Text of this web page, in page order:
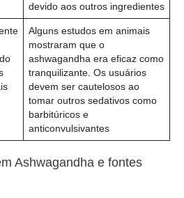
devido aos outros ingredientes
Alguns estudos em animais
mostraram que o
ashwagandha era eficaz como
tranquilizante. Os usuários
devem ser cautelosos ao
tomar outros sedativos como
barbitúricos e
anticonvulsivantes
Ashwagandha e fontes